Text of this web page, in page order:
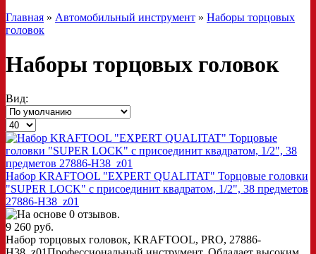
Главная » Автомобильный инструмент » Наборы торцовых
головок
Наборы торцовых головок
Вид:
Набор KRAFTOOL "EXPERT QUALITAT" Торцовые головки
"SUPER LOCK" с присоединит квадратом, 1/2", 38 предметов
27886-H38_z01
9 260 руб.
Набор торцовых головок, KRAFTOOL, PRO, 27886-